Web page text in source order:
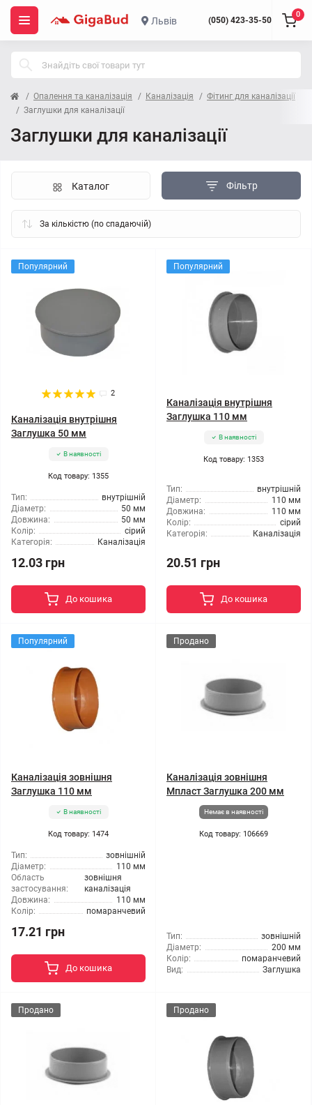
Львів (050) 423-35-50
0
Опалення та каналізація Каналізація
Фітинг для каналізації
Заглушки для каналізації
Заглушки для каналізації
Фільтр
Каталог
Популярний
2
Каналізація внутрішня
Заглушка 50 мм
В наявності
Код товару: 1355
Тип:
внутрішній
Діаметр:
50 мм
Довжина:
50 мм
Колір:
сірий
Категорія:
Каналізація
12.03 грн
До кошика
Популярний
Каналізація внутрішня
Заглушка 110 мм
В наявності
Код товару: 1353
Тип:
внутрішній
Діаметр:
110 мм
Довжина:
110 мм
Колір:
сірий
Категорія:
Каналізація
20.51 грн
До кошика
Популярний
Каналізація зовнішня
Заглушка 110 мм
В наявності
Код товару: 1474
Тип:
зовнішній
Діаметр:
110 мм
Область
застосування:
зовнішня
каналізація
Довжина:
110 мм
Колір:
помаранчевий
17.21 грн
До кошика
Продано
Каналізація зовнішня
Мпласт Заглушка 200 мм
Немає в наявності
Код товару: 106669
Тип:
зовнішній
Діаметр:
200 мм
Колір:
помаранчевий
Вид:
Заглушка
Продано Продано